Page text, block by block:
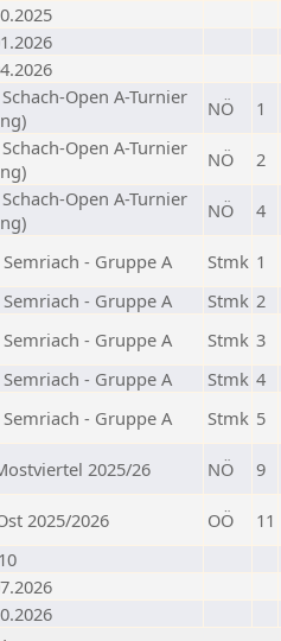
Open A-Turnier
NÖ 1
Open A-Turnier
NÖ 2
Open A-Turnier
NÖ 4
- Gruppe A Stmk 1
- Gruppe A Stmk 2
- Gruppe A Stmk 3
- Gruppe A Stmk 4
- Gruppe A Stmk 5
2025/26 NÖ 9
2025/2026 OÖ 11